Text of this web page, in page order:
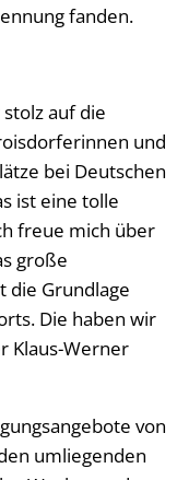
fanden.
auf die
und
bei Deutschen
ist eine tolle
freue mich über
große
die Grundlage
Die haben wir
Klaus-Werner
von
umliegenden